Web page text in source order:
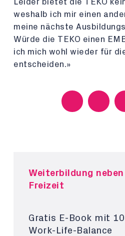
Leider bietet die TEKO
weshalb ich mir einen
meine nächste
Würde die TEKO einen
ich mich wohl wieder für
entscheiden.»
Weiterbildung
Freizeit
Gratis E-Book mit
Work-Life-Balance